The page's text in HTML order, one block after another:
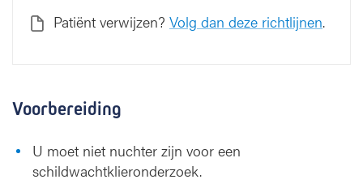
Patiënt verwijzen? Volg dan deze richtlijnen.
Voorbereiding
U moet niet nuchter zijn voor een
schildwachtklieronderzoek.